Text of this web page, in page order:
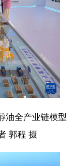
油全产业链模型
郭程 摄